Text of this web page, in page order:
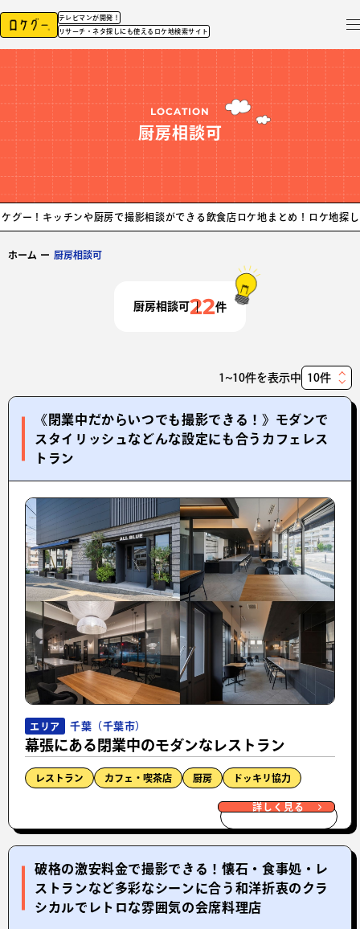
テレビマンが開発！
リサーチ・ネタ探しにも使えるロケ地検索サイト
LOCATION
厨房相談可
ンや厨房で撮影相談ができる飲食店ロケ地まとめ！ロケ地探しなら、ロケグ
ホーム ー 厨房相談可
厨房相談可22件
1~10件を表示中
表
件
数
《閉業中だからいつでも撮影できる！》モダンで
スタイリッシュなどんな設定にも合うカフェレス
トラン
エリア 千葉（千葉市）
幕張にある閉業中のモダンなレストラン
レストラン カフェ・喫茶店 厨房 ドッキリ協力
詳しく見る
破格の激安料金で撮影できる！懐石・食事処・レ
ストランなど多彩なシーンに合う和洋折衷のクラ
シカルでレトロな雰囲気の会席料理店